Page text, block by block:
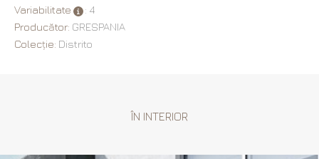
Variabilitate
: 4
Producător: GRESPANIA
Colecție: Distrito
ÎN INTERIOR